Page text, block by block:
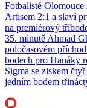
Fotbalisté
Artisem 2:1 a slaví
na premiérový
35. minutě Ahmad
poločasovém
bodech pro Hanáky
Sigma se ziskem
jedním bodem